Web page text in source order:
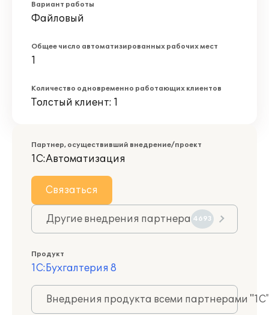
Вариант работы
Файловый
Общее число автоматизированных рабочих мест
1
Количество одновременно работающих клиентов
Толстый клиент: 1
Партнер, осуществивший внедрение/проект
1С:Автоматизация
Связаться
Другие внедрения партнера 4693
Продукт
1С:Бухгалтерия 8
Внедрения продукта всеми партнерами